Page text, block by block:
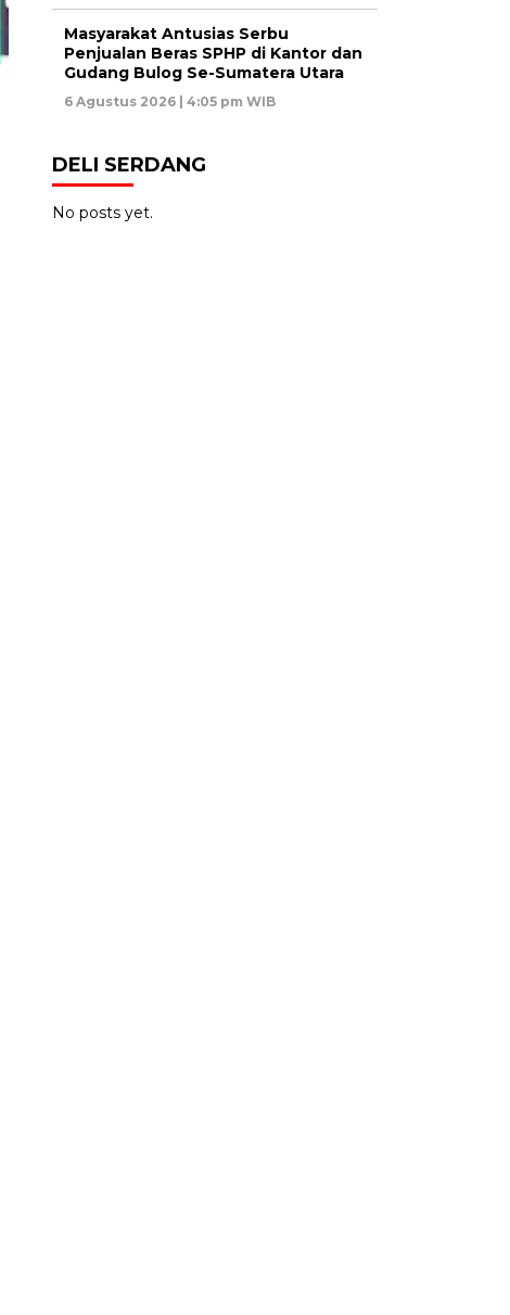
Masyarakat Antusias Serbu
Penjualan Beras SPHP di Kantor dan
Gudang Bulog Se-Sumatera Utara
6 Agustus 2026 | 4:05 pm WIB
DELI SERDANG
No posts yet.